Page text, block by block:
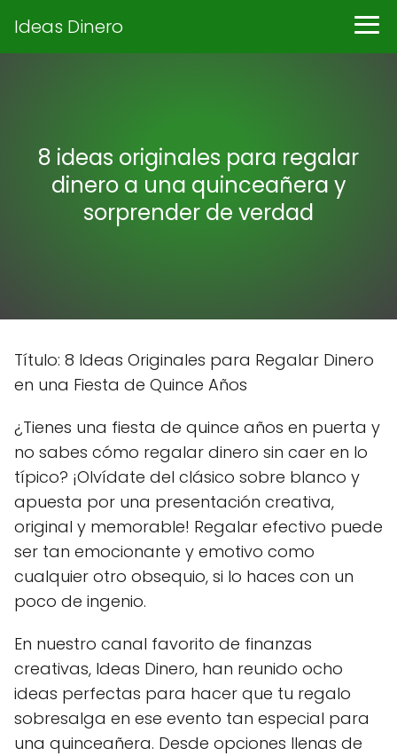
Ideas Dinero
8 ideas originales para regalar
dinero a una quinceañera y
sorprender de verdad
Título: 8 Ideas Originales para Regalar Dinero
en una Fiesta de Quince Años
¿Tienes una fiesta de quince años en puerta y
no sabes cómo regalar dinero sin caer en lo
típico? ¡Olvídate del clásico sobre blanco y
apuesta por una presentación creativa,
original y memorable! Regalar efectivo puede
ser tan emocionante y emotivo como
cualquier otro obsequio, si lo haces con un
poco de ingenio.
En nuestro canal favorito de finanzas
creativas, Ideas Dinero, han reunido ocho
ideas perfectas para hacer que tu regalo
sobresalga en ese evento tan especial para
una quinceañera. Desde opciones llenas de